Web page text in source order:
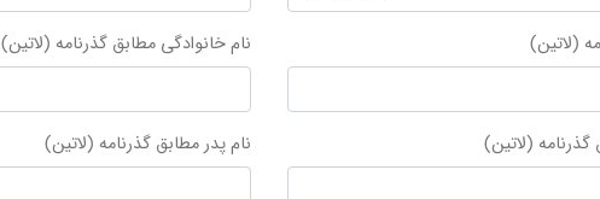
(لاتین) نام خانوادگی مطابق گذرنامه (لاتین)
(لاتین) نام پدر مطابق گذرنامه (لاتین)